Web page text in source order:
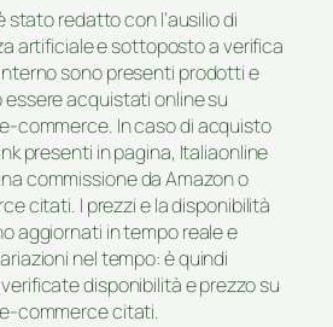
stato redatto con l’ausilio di
artificiale e sottoposto a verifica
sono presenti prodotti e
acquistati online su
commerce. In caso di acquisto
presenti in pagina, Italiaonline
commissione da Amazon o
citati. I prezzi e la disponibilità
aggiornati in tempo reale e
nel tempo: è quindi
disponibilità e prezzo su
commerce citati.